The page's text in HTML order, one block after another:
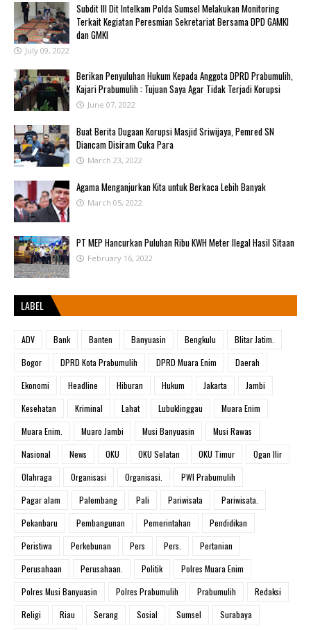
Subdit III Dit Intelkam Polda Sumsel Melakukan Monitoring
Terkait Kegiatan Peresmian Sekretariat Bersama DPD GAMKI
dan GMKI
July 09, 2022
Berikan Penyuluhan Hukum Kepada Anggota DPRD Prabumulih,
Kajari Prabumulih : Tujuan Saya Agar Tidak Terjadi Korupsi
June 07, 2022
Buat Berita Dugaan Korupsi Masjid Sriwijaya, Pemred SN
Diancam Disiram Cuka Para
March 23, 2022
Agama Menganjurkan Kita untuk Berkaca Lebih Banyak
March 05, 2022
PT MEP Hancurkan Puluhan Ribu KWH Meter Ilegal Hasil Sitaan
February 16, 2022
LABEL
ADV Bank Banten Banyuasin Bengkulu
Blitar Jatim.
Bogor
DPRD Kota Prabumulih DPRD Muara Enim
Daerah
Ekonomi
Headline Hiburan Hukum Jakarta
Jambi
Kesehatan
Kriminal Lahat Lubuklinggau
Muara Enim
Muara Enim.
Muaro Jambi Musi Banyuasin
Musi Rawas
Nasional
News OKU OKU Selatan OKU Timur
Ogan Ilir
Olahraga
Organisasi Organisasi.
PWI Prabumulih
Pagar alam
Palembang Pali Pariwisata
Pariwisata.
Pekanbaru
Pembangunan Pemerintahan
Pendidikan
Peristiwa
Perkebunan Pers Pers.
Pertanian
Perusahaan
Perusahaan. Politik
Polres Muara Enim
Polres Musi Banyuasin
Polres Prabumulih Prabumulih
Redaksi
Religi
Riau Serang Sosial Sumsel
Surabaya